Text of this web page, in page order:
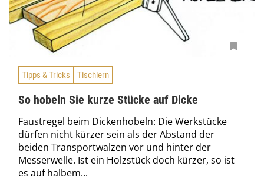
Tipps & Tricks Tischlern
So hobeln Sie kurze Stücke auf Dicke
Faustregel beim Dickenhobeln: Die Werkstücke
dürfen nicht kürzer sein als der Abstand der
beiden Transportwalzen vor und hinter der
Messerwelle. Ist ein Holzstück doch kürzer, so ist
es auf halbem...